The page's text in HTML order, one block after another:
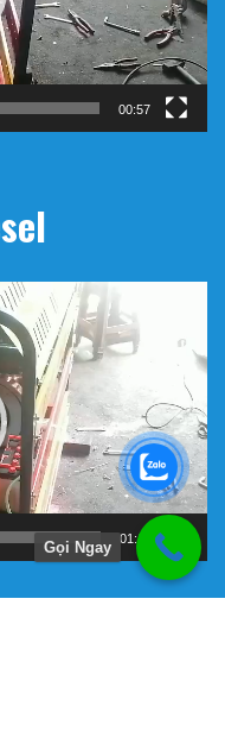
00:57
01:11
Gọi Ngay